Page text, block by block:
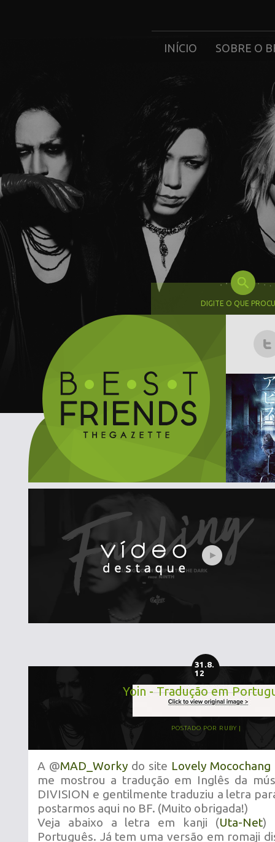
INÍCIO SOBRE O
DIGITE O QUE
31.8.
12
Yoin - Tradução em
POSTADO POR RUBY
A @MAD_Worky do site Lovely Mocochang
me mostrou a tradução em Inglês da
DIVISION e gentilmente traduziu a letra
postarmos aqui no BF. (Muito obrigada!)
Veja abaixo a letra em kanji (Uta-Net)
Português. Já tem uma versão em romaji